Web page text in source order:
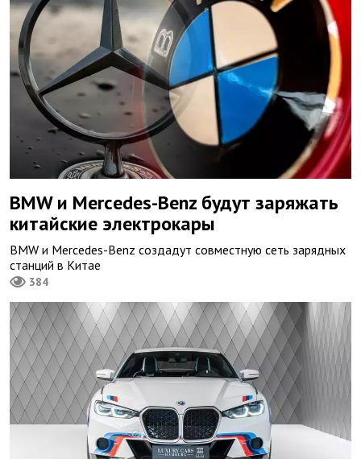
BMW и Mercedes-Benz будут заряжать
китайские электрокары
BMW и Mercedes-Benz создадут совместную сеть зарядных
станций в Китае
384